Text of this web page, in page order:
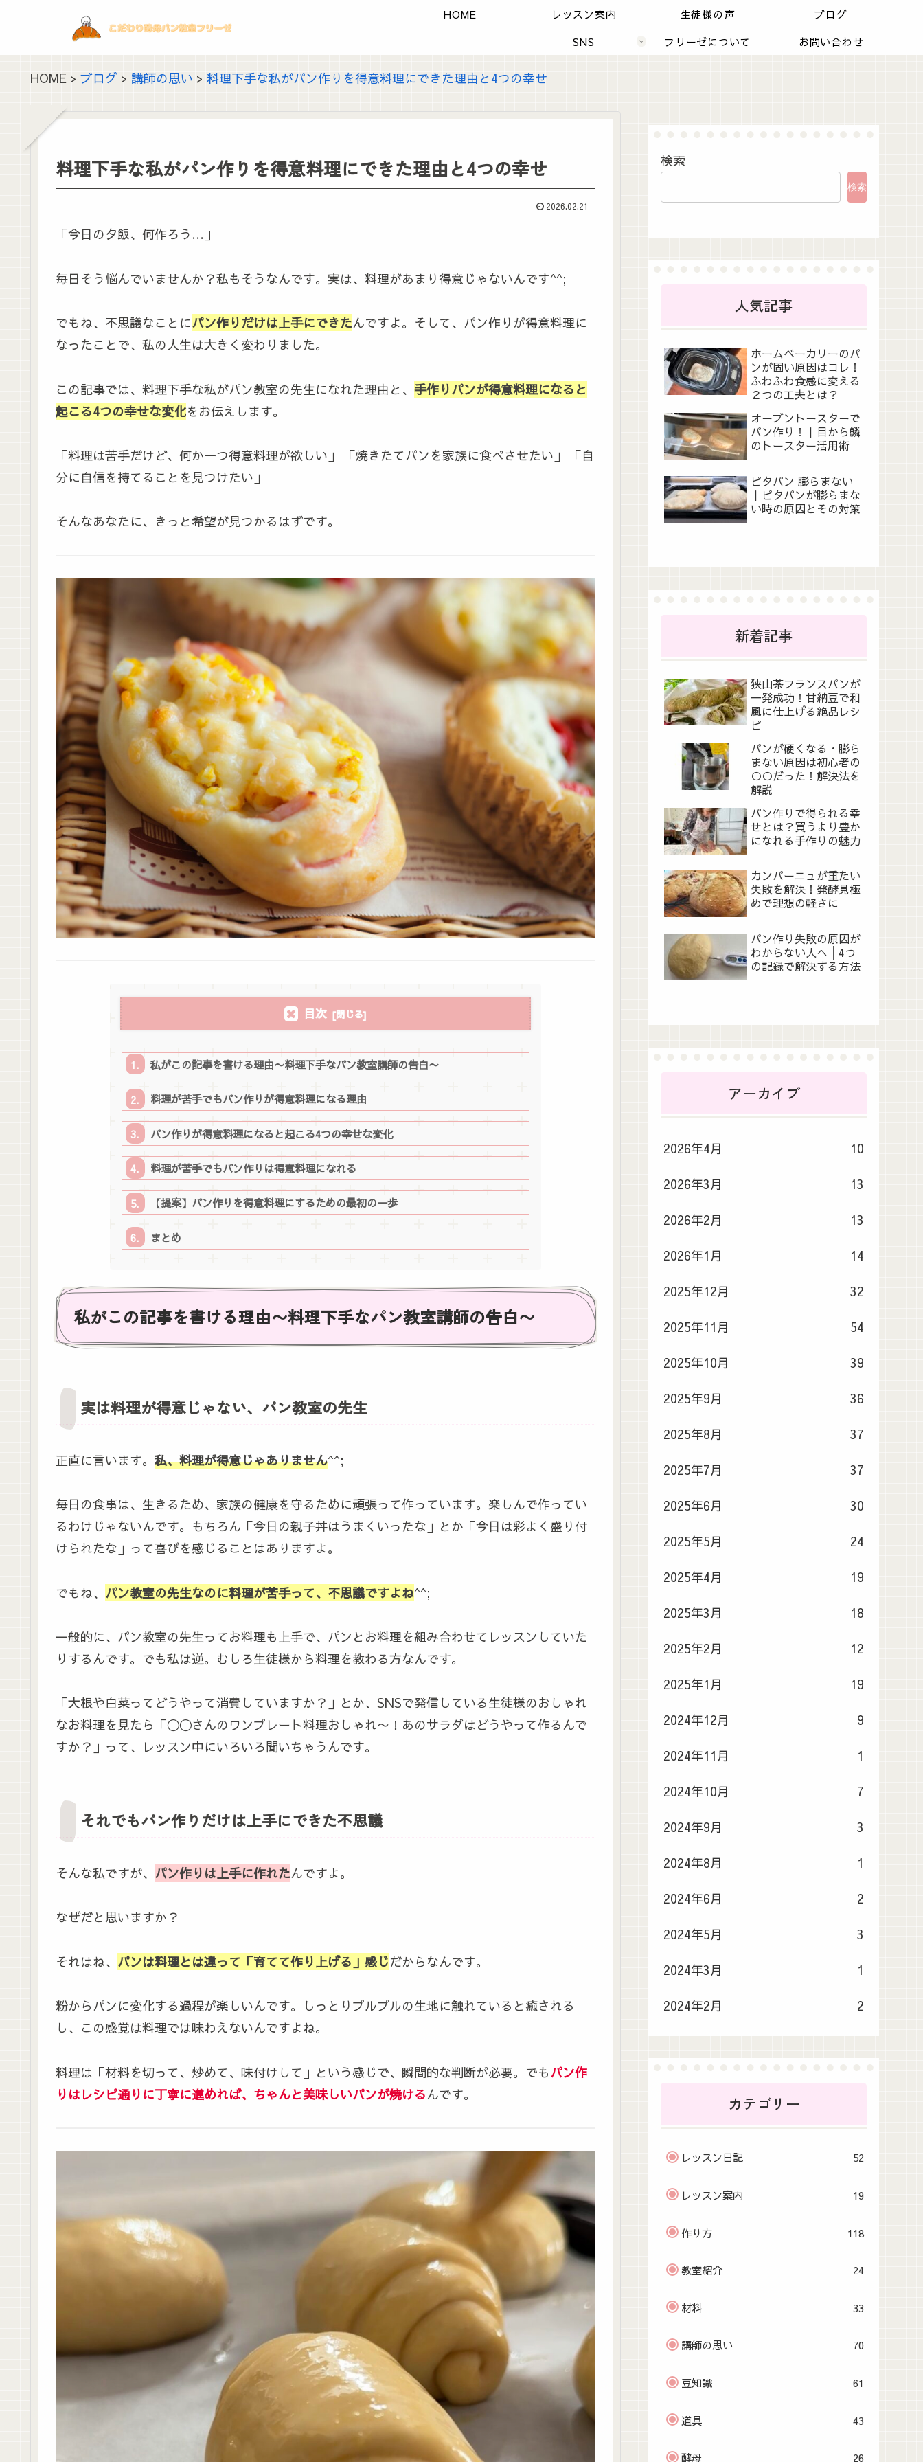
HOME レッスン案内 生徒様の声
ブログ
SNS
フリーゼについて お問い合わせ
HOME > ブログ > 講師の思い > 料理下手な私がパン作りを得意料理にできた理由と4つの幸せ
料理下手な私がパン作りを得意料理にできた理由と4つの幸せ
2026.02.21
「今日の夕飯、何作ろう…」
毎日そう悩んでいませんか？私もそうなんです。実は、料理があまり得意じゃないんです^^;
でもね、不思議なことにパン作りだけは上手にできたんですよ。そして、パン作りが得意料理に
なったことで、私の人生は大きく変わりました。
この記事では、料理下手な私がパン教室の先生になれた理由と、 手作りパンが得意料理になると
起こる4つの幸せな変化をお伝えします。
「料理は苦手だけど、何か一つ得意料理が欲しい」 「焼きたてパンを家族に食べさせたい」 「自
分に自信を持てることを見つけたい」
そんなあなたに、きっと希望が見つかるはずです。
目次
私がこの記事を書ける理由〜料理下手なパン教室講師の告白〜
料理が苦手でもパン作りが得意料理になる理由
パン作りが得意料理になると起こる4つの幸せな変化
料理が苦手でもパン作りは得意料理になれる
【提案】パン作りを得意料理にするための最初の一歩
まとめ
私がこの記事を書ける理由〜料理下手なパン教室講師の告白〜
実は料理が得意じゃない、パン教室の先生
正直に言います。 私、料理が得意じゃありません^^;
毎日の食事は、生きるため、家族の健康を守るために頑張って作っています。楽しんで作ってい
るわけじゃないんです。もちろん「今日の親子丼はうまくいったな」とか「今日は彩よく盛り付
けられたな」って喜びを感じることはありますよ。
でもね、 パン教室の先生なのに料理が苦手って、不思議ですよね^^;
一般的に、パン教室の先生ってお料理も上手で、パンとお料理を組み合わせてレッスンしていた
りするんです。でも私は逆。むしろ生徒様から料理を教わる方なんです。
「大根や白菜ってどうやって消費していますか？」とか、SNSで発信している生徒様のおしゃれ
なお料理を見たら「〇〇さんのワンプレート料理おしゃれ〜！あのサラダはどうやって作るんで
すか？」って、レッスン中にいろいろ聞いちゃうんです。
それでもパン作りだけは上手にできた不思議
そんな私ですが、 パン作りは上手に作れたんですよ。
なぜだと思いますか？
それはね、 パンは料理とは違って「育てて作り上げる」感じだからなんです。
粉からパンに変化する過程が楽しいんです。しっとりプルプルの生地に触れていると癒される
し、この感覚は料理では味わえないんですよね。
料理は「材料を切って、炒めて、味付けして」という感じで、瞬間的な判断が必要。でもパン作
りはレシピ通りに丁寧に進めれば、ちゃんと美味しいパンが焼けるんです。
検索
検索
人気記事
ホームベーカリーのパ
ンが固い原因はコレ！
ふわふわ食感に変える
２つの工夫とは？
オーブントースターで
パン作り！｜目から鱗
のトースター活用術
ピタパン 膨らまない
｜ピタパンが膨らまな
い時の原因とその対策
新着記事
狭山茶フランスパンが
一発成功！甘納豆で和
風に仕上げる絶品レシ
ピ
パンが硬くなる・膨ら
まない原因は初心者の
○○だった！解決法を
解説
パン作りで得られる幸
せとは？買うより豊か
になれる手作りの魅力
カンパーニュが重たい
失敗を解決！発酵見極
めで理想の軽さに
パン作り失敗の原因が
わからない人へ│4つ
の記録で解決する方法
アーカイブ
2026年4月 10
2026年3月 13
2026年2月 13
2026年1月 14
2025年12月 32
2025年11月 54
2025年10月 39
2025年9月 36
2025年8月 37
2025年7月 37
2025年6月 30
2025年5月 24
2025年4月 19
2025年3月 18
2025年2月 12
2025年1月 19
2024年12月 9
2024年11月 1
2024年10月 7
2024年9月 3
2024年8月 1
2024年6月 2
2024年5月 3
2024年3月 1
2024年2月 2
カテゴリー
レッスン日記 52
レッスン案内 19
作り方 118
教室紹介 24
材料 33
講師の思い 70
豆知識 61
道具 43
酵母 26